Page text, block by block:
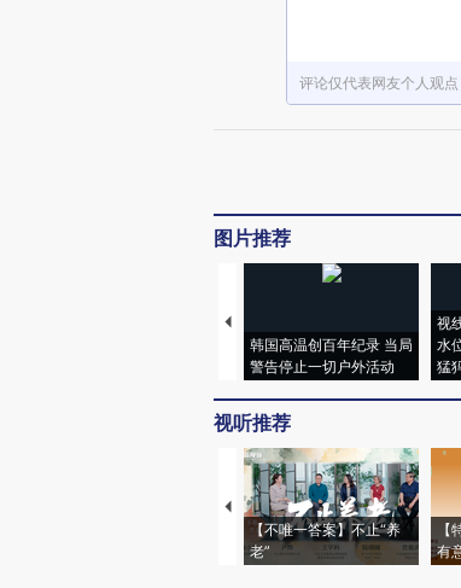
评论仅代表网友个人观
图片推荐
韩国高温创百年纪录 当局
警告停止一切户外活动
视
水
猛
视听推荐
【不唯一答案】不止“养
老”
有